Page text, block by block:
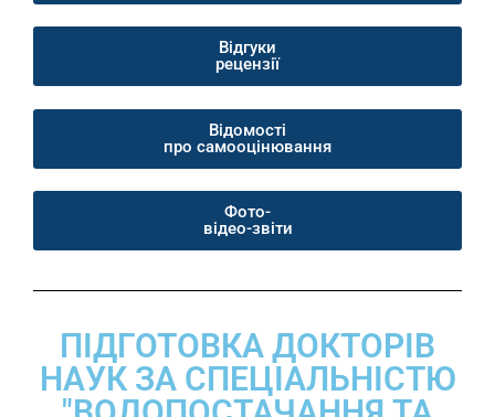
Відгуки
рецензії
Відомості
про самооцінювання
Фото-
відео-звіти
ПІДГОТОВКА ДОКТОРІВ
НАУК ЗА СПЕЦІАЛЬНІСТЮ